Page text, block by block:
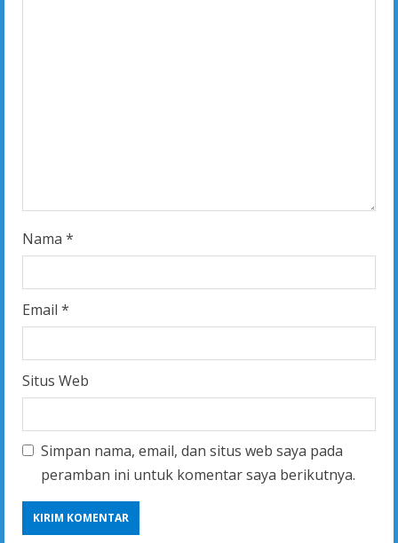
n
g
Nama *
Email *
Situs Web
Simpan nama, email, dan situs web saya pada
peramban ini untuk komentar saya berikutnya.